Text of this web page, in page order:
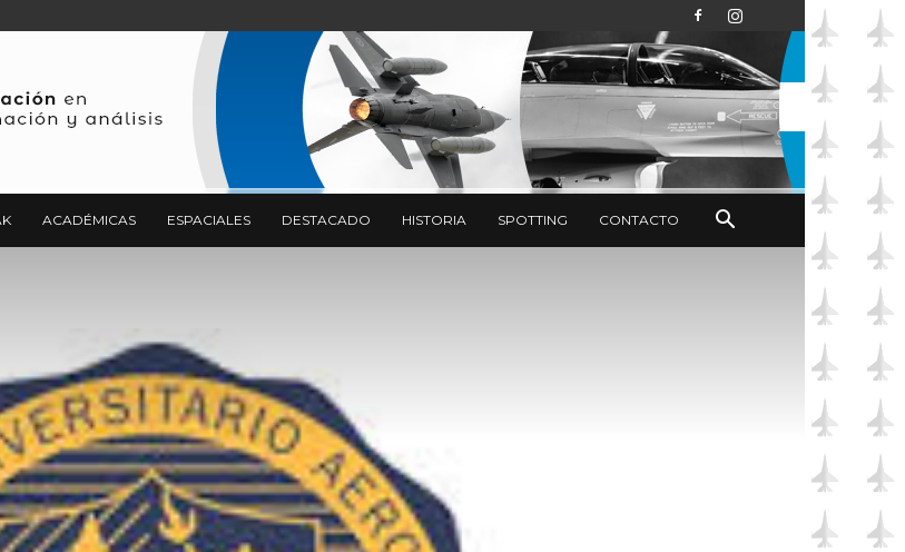
ACADÉMICAS ESPACIALES DESTACADO HISTORIA SPOTTING CONTACTO